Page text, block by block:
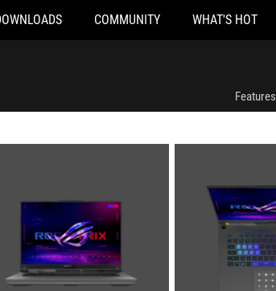
COMMUNITY WHAT'S HOT
Features